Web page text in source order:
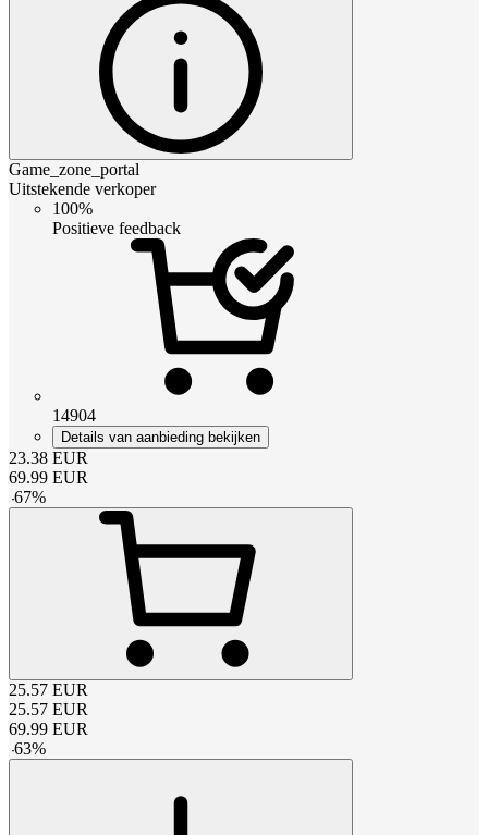
Game_zone_portal
Uitstekende verkoper
100%
Positieve feedback
14904
Details van aanbieding bekijken
23.38 EUR
69.99 EUR
-67%
25.57 EUR
25.57 EUR
69.99 EUR
-63%